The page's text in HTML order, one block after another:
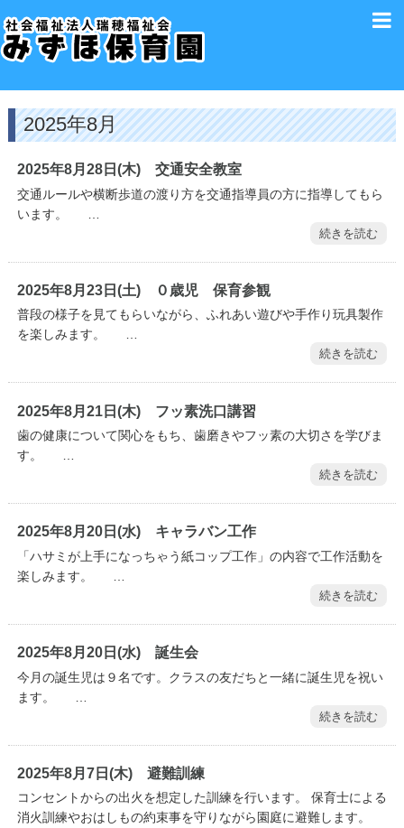
2025年8月
2025年8月28日(木) 交通安全教室
交通ルールや横断歩道の渡り方を交通指導員の方に指導してもら
います。 …
続きを読む
2025年8月23日(土) ０歳児 保育参観
普段の様子を見てもらいながら、ふれあい遊びや手作り玩具製作
を楽しみます。 …
続きを読む
2025年8月21日(木) フッ素洗口講習
歯の健康について関心をもち、歯磨きやフッ素の大切さを学びま
す。 …
続きを読む
2025年8月20日(水) キャラバン工作
「ハサミが上手になっちゃう紙コップ工作」の内容で工作活動を
楽しみます。 …
続きを読む
2025年8月20日(水) 誕生会
今月の誕生児は９名です。クラスの友だちと一緒に誕生児を祝い
ます。 …
続きを読む
2025年8月7日(木) 避難訓練
コンセントからの出火を想定した訓練を行います。 保育士による
消火訓練やおはしもの約束事を守りながら園庭に避難します。